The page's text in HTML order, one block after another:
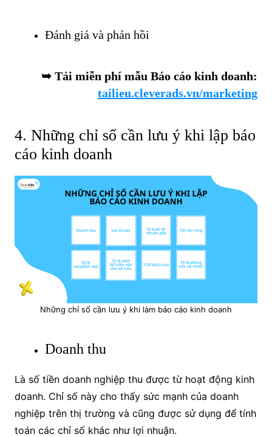
Đánh giá và phản hồi
➥ Tải miễn phí mẫu Báo cáo kinh doanh:
tailieu.cleverads.vn/marketing
4. Những chỉ số cần lưu ý khi lập báo
cáo kinh doanh
Những chỉ số cần lưu ý khi làm báo cáo kinh doanh
Doanh thu
Là số tiền doanh nghiệp thu được từ hoạt động kinh
doanh. Chỉ số này cho thấy sức mạnh của doanh
nghiệp trên thị trường và cũng được sử dụng để tính
toán các chỉ số khác như lợi nhuận.